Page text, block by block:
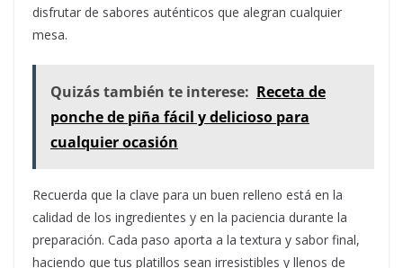
disfrutar de sabores auténticos que alegran cualquier
mesa.
Quizás también te interese: Receta de
ponche de piña fácil y delicioso para
cualquier ocasión
Recuerda que la clave para un buen relleno está en la
calidad de los ingredientes y en la paciencia durante la
preparación. Cada paso aporta a la textura y sabor final,
haciendo que tus platillos sean irresistibles y llenos de